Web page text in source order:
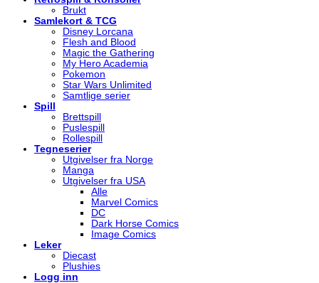
Brukt
Samlekort & TCG
Disney Lorcana
Flesh and Blood
Magic the Gathering
My Hero Academia
Pokemon
Star Wars Unlimited
Samtlige serier
Spill
Brettspill
Puslespill
Rollespill
Tegneserier
Utgivelser fra Norge
Manga
Utgivelser fra USA
Alle
Marvel Comics
DC
Dark Horse Comics
Image Comics
Leker
Diecast
Plushies
Logg inn